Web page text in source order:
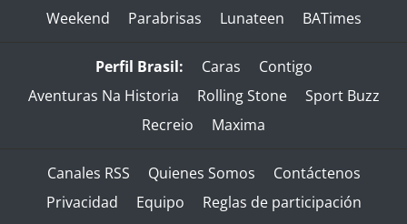
Weekend
Parabrisas Lunateen BATimes
Perfil Brasil: Caras
Contigo
Aventuras Na Historia
Rolling Stone
Sport Buzz
Recreio
Maxima
Canales RSS Quienes Somos
Contáctenos
Privacidad
Equipo
Reglas de participación